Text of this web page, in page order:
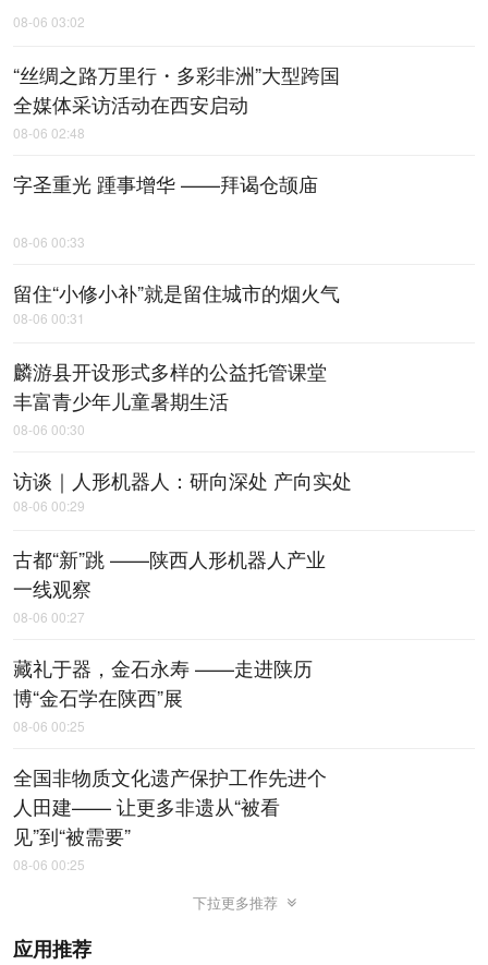
08-06 03:02
“丝绸之路万里行・多彩非洲”大型跨国
全媒体采访活动在西安启动
08-06 02:48
字圣重光 踵事增华 ——拜谒仓颉庙
08-06 00:33
留住“小修小补”就是留住城市的烟火气
08-06 00:31
麟游县开设形式多样的公益托管课堂
丰富青少年儿童暑期生活
08-06 00:30
访谈｜人形机器人：研向深处 产向实处
08-06 00:29
古都“新”跳 ——陕西人形机器人产业
一线观察
08-06 00:27
藏礼于器，金石永寿 ——走进陕历
博“金石学在陕西”展
08-06 00:25
全国非物质文化遗产保护工作先进个
人田建—— 让更多非遗从“被看
见”到“被需要”
08-06 00:25
下拉更多推荐
应用推荐